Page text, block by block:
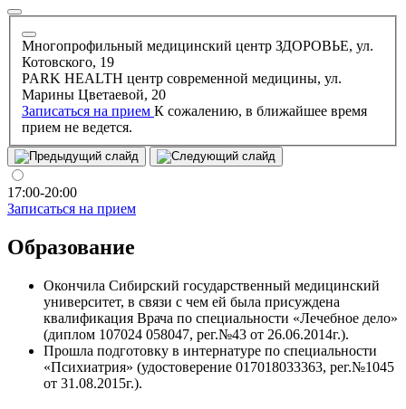
Многопрофильный медицинский центр ЗДОРОВЬЕ, ул.
Котовского, 19
PARK HEALTH центр современной медицины, ул.
Марины Цветаевой, 20
Записаться на прием К сожалению, в ближайшее время
прием не ведется.
17:00-20:00
Записаться на прием
Образование
Окончила Сибирский государственный медицинский
университет, в связи с чем ей была присуждена
квалификация Врача по специальности «Лечебное дело»
(диплом 107024 058047, рег.№43 от 26.06.2014г.).
Прошла подготовку в интернатуре по специальности
«Психиатрия» (удостоверение 017018033363, рег.№1045
от 31.08.2015г.).